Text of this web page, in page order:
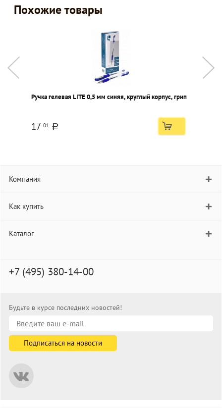
Похожие товары
Ручка гелевая LITE 0,5 мм синяя, круглый корпус, грип
17 01 a
Компания
Как купить
Каталог
+7 (495) 380-14-00
Будьте в курсе последних новостей!